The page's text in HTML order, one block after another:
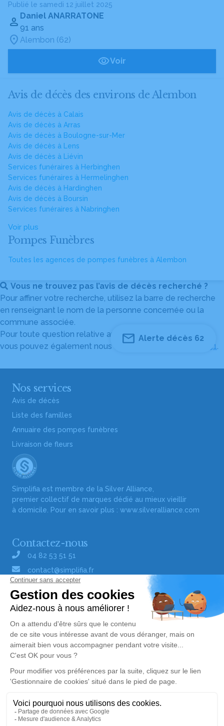
Publié le samedi 12 juillet 2025
Daniel ANARRATONE
91 ans
Alembon (62)
Voir
Avis de décès des environs de Alembon
Avis de décès à Calais
Avis de décès à Arras
Avis de décès à Boulogne-sur-Mer
Avis de décès à Lens
Avis de décès à Liévin
Services funéraires à Herbinghen
Services funéraires à Hermelinghen
Avis de décès à Hardinghen
Avis de décès à Boursin
Services funéraires à Nabringhen
Voir plus
Pompes Funèbres
Toutes les agences de pompes funèbres à Alembon
Vous ne trouvez pas l’avis de décès recherché ?
Pour affiner votre recherche, utilisez la barre de recherche
en renseignant le nom de la personne concernée ou la
commune associée.
Pour toute question relative au fonctionnement du site,
vous pouvez également nous contacter au
04 82 53 51 51.
Alerte décès 62
Nos services
Avis de décès
Liste des familles
Annuaire des pompes funèbres
Livraison de fleurs
Simplifia est membre de la Silver Alliance,
premier collectif de marques dédié au mieux vieillir
à domicile. Pour en savoir plus : www.silveralliance.com
Contactez-nous
04 82 53 51 51
contact@simplifia.fr
Réseaux sociaux
Liens utiles
Publier un avis de décès
Signaler un abus/une erreur
Consultez nos offres d'emploi
Politique de traitement des données